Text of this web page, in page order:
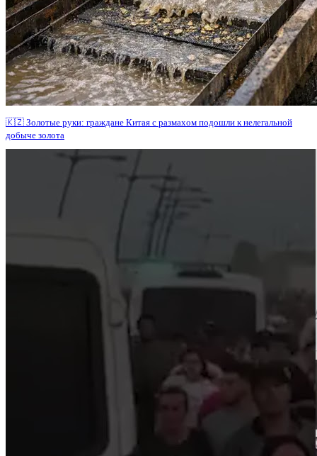
🇰🇿 Золотые руки: граждане Китая с размахом подошли к нелегальной
добыче золота